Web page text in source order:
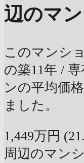
辺のマ
このマンシ
の築11年 /
ンの平均価
ました。
1,449万円
周辺のマン